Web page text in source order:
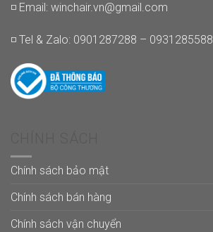
◽ Email: winchair.vn@gmail.com
◽ Tel & Zalo: 0901287288 – 0931285588
Chính sách bảo mật
Chính sách bán hàng
Chính sách vận chuyển